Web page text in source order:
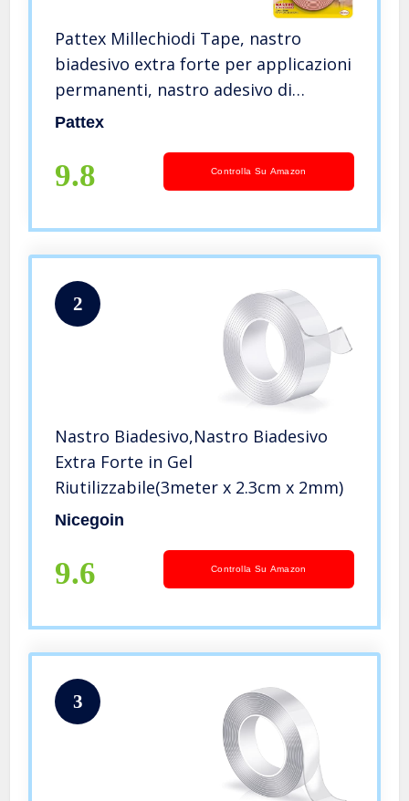
Pattex Millechiodi Tape, nastro
biadesivo extra forte per applicazioni
permanenti, nastro adesivo di
montaggio per interni ed esterni, 19
Pattex
9.8 Controlla Su Amazon
2
Nastro Biadesivo,Nastro Biadesivo
Extra Forte in Gel
Riutilizzabile(3meter x 2.3cm x 2mm)
Nicegoin
9.6 Controlla Su Amazon
3